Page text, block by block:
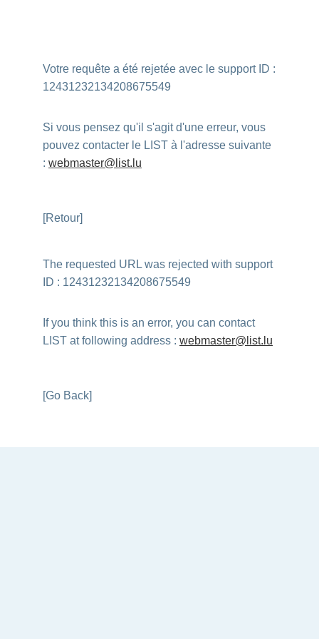
Votre requête a été rejetée avec le support ID :
12431232134208675549
Si vous pensez qu'il s'agit d'une erreur, vous
pouvez contacter le LIST à l'adresse suivante
: webmaster@list.lu
[Retour]
The requested URL was rejected with support
ID : 12431232134208675549
If you think this is an error, you can contact
LIST at following address : webmaster@list.lu
[Go Back]